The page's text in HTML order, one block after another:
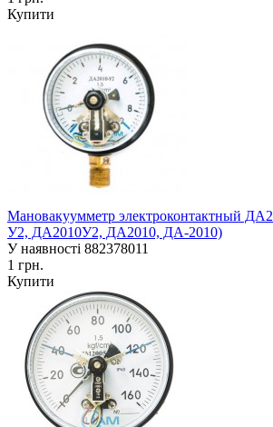
Купити
Мановакуумметр электроконтактный
У2, ДА2010У2, ДА2010, ДА-2010)
У наявності 882378011
1 грн.
Купити